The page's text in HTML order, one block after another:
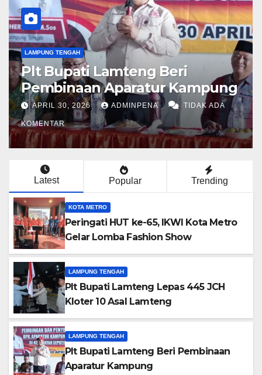
LAMPUNG TENGAH
Plt Bupati Lamteng Beri
Pembinaan Aparatur Kampung
APRIL 30, 2026 ADMINPENA TIDAK ADA
KOMENTAR
Latest Popular Trending
KOTA METRO
Peringati HUT ke-65, IKWI Kota Metro
Gelar Lomba Fashion Show
LAMPUNG TENGAH
Plt Bupati Lamteng Lepas 445 JCH
Kloter 10 Asal Lamteng
LAMPUNG TENGAH
Plt Bupati Lamteng Beri Pembinaan
Aparatur Kampung